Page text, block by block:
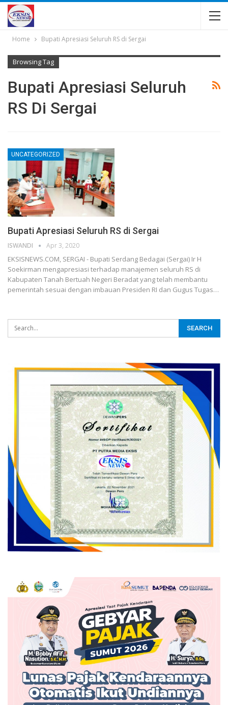
Home Bupati Apresiasi Seluruh RS di Sergai
Browsing Tag
Bupati Apresiasi Seluruh
RS Di Sergai
UNCATEGORIZED
Bupati Apresiasi Seluruh RS di Sergai
ISWANDI Apr 3, 2020
EKSISNEWS.COM, SERGAI - Bupati Serdang Bedagai (Sergai) Ir H
Soekirman mengapresiasi terhadap manajemen seluruh RS di
Kabupaten Tanah Bertuah Negeri Beradat yang telah membantu
pemerintah sesuai dengan imbauan Presiden RI dan Gugus Tugas…